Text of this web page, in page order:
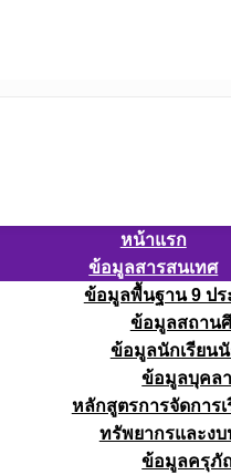
หน้าแรก
ข้อมูลสารสนเทศ
ข้อมูลพื้นฐาน 9 ปร
ข้อมูลสถาน
ข้อมูลนักเรียน
ข้อมูลบุคล
หลักสูตรการจัดการ
ทรัพยากรและง
ข้อมูลครุ